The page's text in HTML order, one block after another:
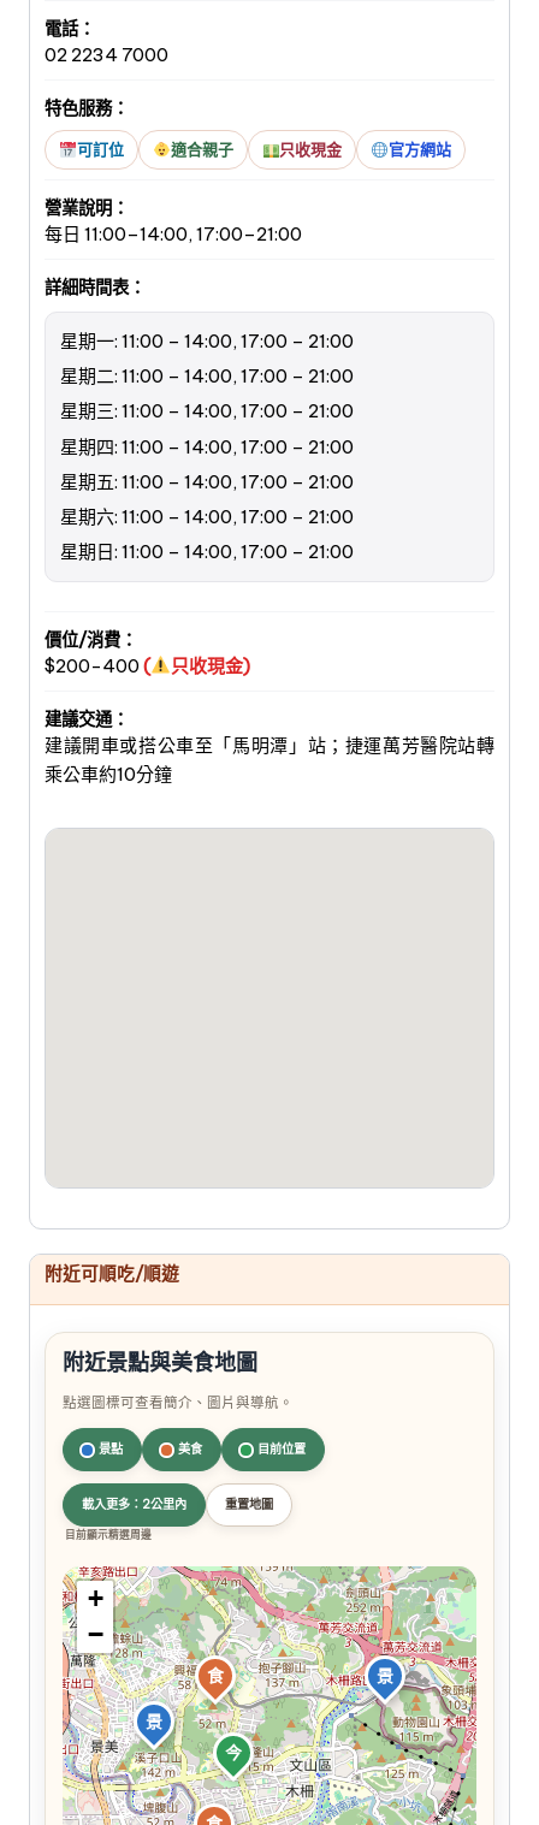
電話：
02 2234 7000
特色服務：
可訂位 適合親子 只收現金 官方網站
營業說明：
每日 11:00–14:00, 17:00–21:00
詳細時間表：
星期一: 11:00 – 14:00, 17:00 – 21:00
星期二: 11:00 – 14:00, 17:00 – 21:00
星期三: 11:00 – 14:00, 17:00 – 21:00
星期四: 11:00 – 14:00, 17:00 – 21:00
星期五: 11:00 – 14:00, 17:00 – 21:00
星期六: 11:00 – 14:00, 17:00 – 21:00
星期日: 11:00 – 14:00, 17:00 – 21:00
價位/消費：
$200-400( 只收現金)
建議交通：
建議開車或搭公車至「馬明潭」站；捷運萬芳醫院站轉
乘公車約10分鐘
附近可順吃/順遊
附近景點與美食地圖
點選圖標可查看簡介、圖片與導航。
景點 美食 目前位置
載入更多：2公里內 重置地圖
目前顯示精選周邊
今
食 景
景
+
−